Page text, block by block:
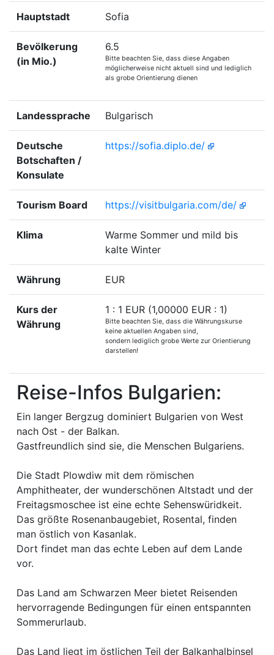
Hauptstadt Sofia
Bevölkerung
(in Mio.)
6.5
Bitte beachten Sie, dass diese Angaben
möglicherweise nicht aktuell sind und lediglich
als grobe Orientierung dienen
Landessprache Bulgarisch
Deutsche
Botschaften /
Konsulate
https://sofia.diplo.de/
Tourism Board https://visitbulgaria.com/de/
Klima
Warme Sommer und mild bis
kalte Winter
Währung EUR
Kurs der
Währung
1 : 1 EUR (1,00000 EUR : 1)
Bitte beachten Sie, dass die Währungskurse
keine aktuellen Angaben sind,
sondern lediglich grobe Werte zur Orientierung
darstellen!
Reise-Infos Bulgarien:
Ein langer Bergzug dominiert Bulgarien von West
nach Ost - der Balkan.
Gastfreundlich sind sie, die Menschen Bulgariens.
Die Stadt Plowdiw mit dem römischen
Amphitheater, der wunderschönen Altstadt und der
Freitagsmoschee ist eine echte Sehenswüridkeit.
Das größte Rosenanbaugebiet, Rosental, finden
man östlich von Kasanlak.
Dort findet man das echte Leben auf dem Lande
vor.
Das Land am Schwarzen Meer bietet Reisenden
hervorragende Bedingungen für einen entspannten
Sommerurlaub.
Das Land liegt im östlichen Teil der Balkanhalbinsel